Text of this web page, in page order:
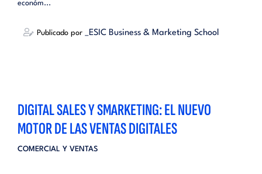
económ...
Publicado por _ESIC Business & Marketing School
DIGITAL SALES Y SMARKETING: EL NUEVO
MOTOR DE LAS VENTAS DIGITALES
COMERCIAL Y VENTAS